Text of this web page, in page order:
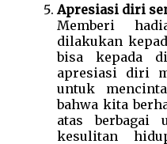
Apresiasi diri
Memberi
dilakukan
bisa kepada
apresiasi diri
untuk
bahwa kita
atas berbagai
kesulitan